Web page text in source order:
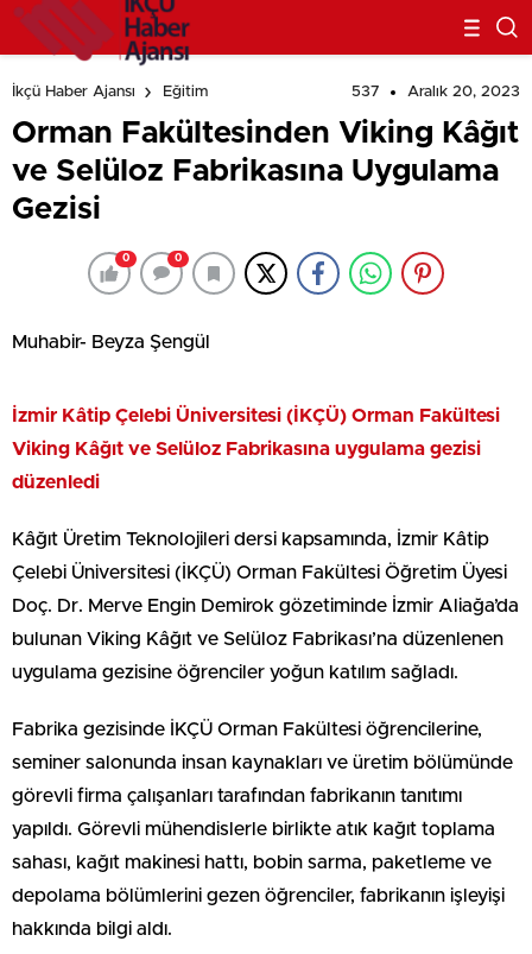
İkçü Haber Ajansı Eğitim 537 Aralık 20, 2023
Orman Fakültesinden Viking Kâğıt
ve Selüloz Fabrikasına Uygulama
Gezisi
0 0
Muhabir- Beyza Şengül
İzmir Kâtip Çelebi Üniversitesi (İKÇÜ) Orman Fakültesi
Viking Kâğıt ve Selüloz Fabrikasına uygulama gezisi
düzenledi
Kâğıt Üretim Teknolojileri dersi kapsamında, İzmir Kâtip
Çelebi Üniversitesi (İKÇÜ) Orman Fakültesi Öğretim Üyesi
Doç. Dr. Merve Engin Demirok gözetiminde İzmir Aliağa’da
bulunan Viking Kâğıt ve Selüloz Fabrikası’na düzenlenen
uygulama gezisine öğrenciler yoğun katılım sağladı.
Fabrika gezisinde İKÇÜ Orman Fakültesi öğrencilerine,
seminer salonunda insan kaynakları ve üretim bölümünde
görevli firma çalışanları tarafından fabrikanın tanıtımı
yapıldı. Görevli mühendislerle birlikte atık kağıt toplama
sahası, kağıt makinesi hattı, bobin sarma, paketleme ve
depolama bölümlerini gezen öğrenciler, fabrikanın işleyişi
hakkında bilgi aldı.